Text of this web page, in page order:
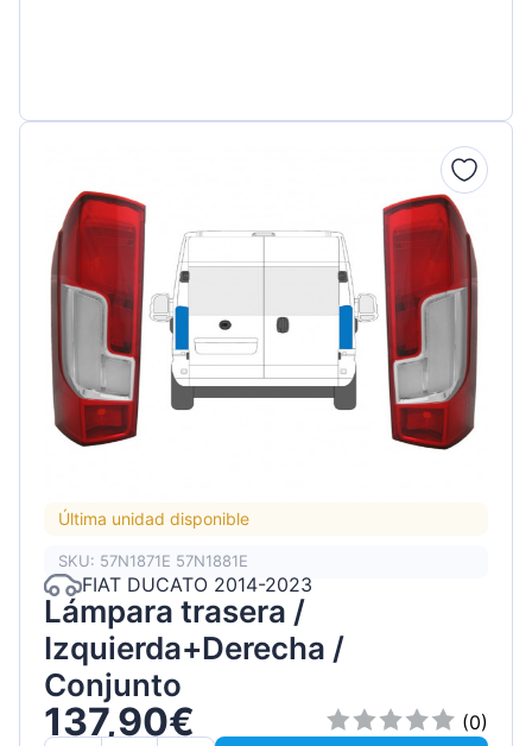
Última unidad disponible
SKU: 57N1871E 57N1881E
FIAT DUCATO 2014-2023
Lámpara trasera /
Izquierda+Derecha /
Conjunto
137,90€
(0)